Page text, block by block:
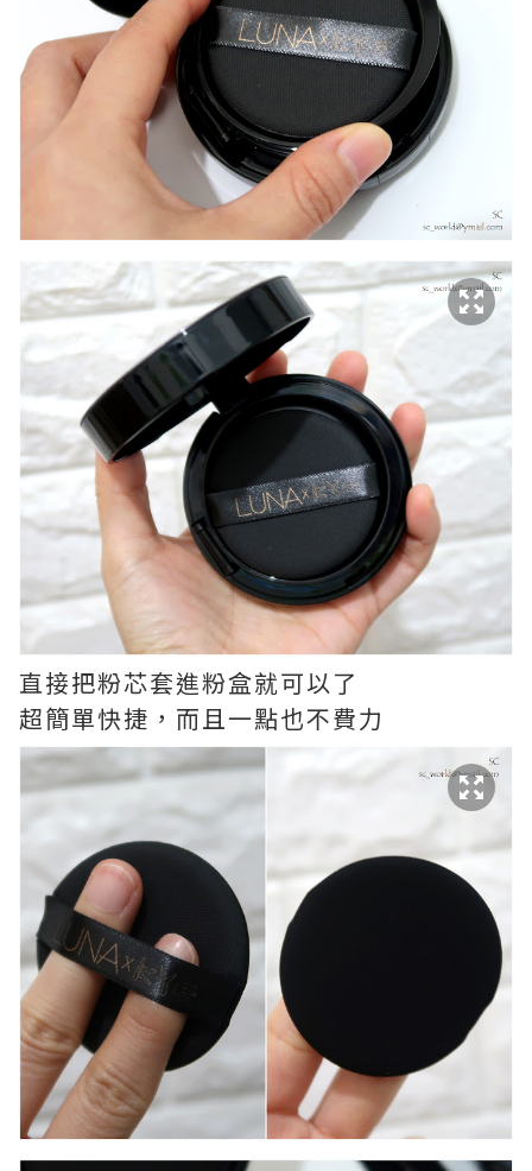
直接把粉芯套進粉盒就可以了
超簡單快捷，而且一點也不費力